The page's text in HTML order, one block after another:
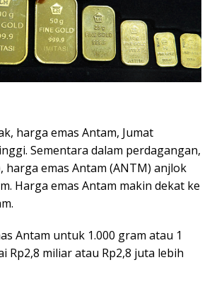
harga emas Antam, Jumat
Sementara dalam perdagangan,
harga emas Antam (ANTM) anjlok
Harga emas Antam makin dekat ke
Antam untuk 1.000 gram atau 1
Rp2,8 miliar atau Rp2,8 juta lebih